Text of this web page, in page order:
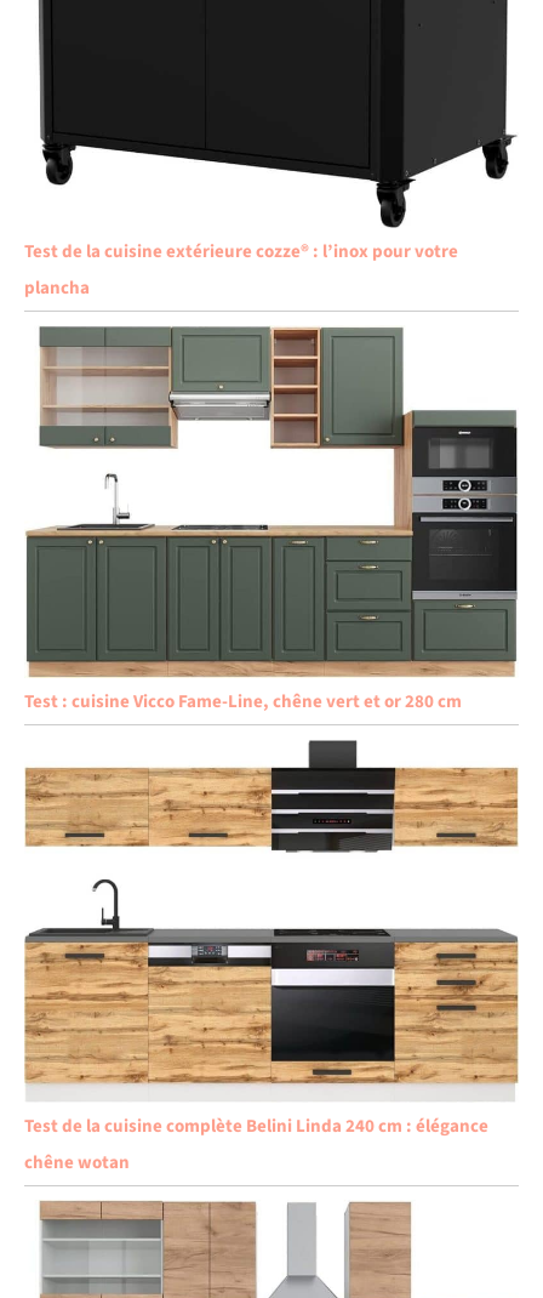
Test de la cuisine extérieure cozze® : l’inox pour votre
plancha
Test : cuisine Vicco Fame-Line, chêne vert et or 280 cm
Test de la cuisine complète Belini Linda 240 cm : élégance
chêne wotan